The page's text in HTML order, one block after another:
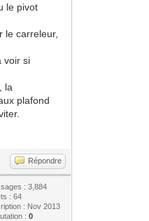
le pivot
le carreleur,
voir si
la
plafond
Répondre
: 3,884
: 64
: Nov 2013
:0